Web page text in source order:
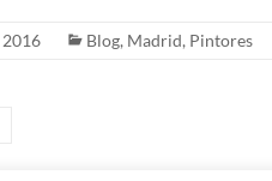
Blog, Madrid, Pintores